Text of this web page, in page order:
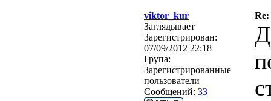
viktor_kur
Re:
Заглядывает
Зарегистрирован:
07/09/2012 22:18
Група:
Зарегистрированные
пользователи
Сообщений: 33